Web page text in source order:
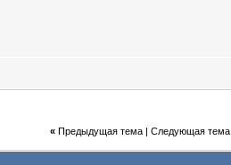
« Предыдущая тема| Следующая тема